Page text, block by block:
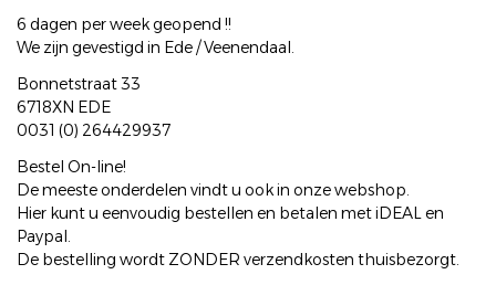
6 dagen per week geopend !!
We zijn gevestigd in Ede / Veenendaal.
Bonnetstraat 33
6718XN EDE
0031 (0) 264429937
Bestel On-line!
De meeste onderdelen vindt u ook in onze webshop.
Hier kunt u eenvoudig bestellen en betalen met iDEAL en
Paypal.
De bestelling wordt ZONDER verzendkosten thuisbezorgt.